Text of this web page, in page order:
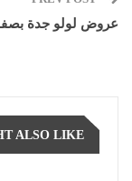
عروض لولو جدة بصفحة
ALSO LIKE